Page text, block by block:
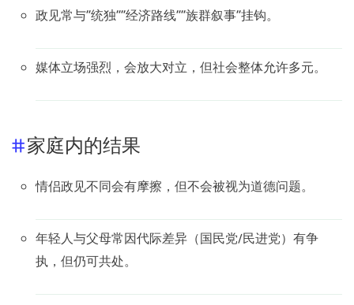
政见常与“统独”“经济路线”“族群叙事”挂钩。
媒体立场强烈，会放大对立，但社会整体允许多元。
家庭内的结果
情侣政见不同会有摩擦，但不会被视为道德问题。
年轻人与父母常因代际差异（国民党/民进党）有争
执，但仍可共处。